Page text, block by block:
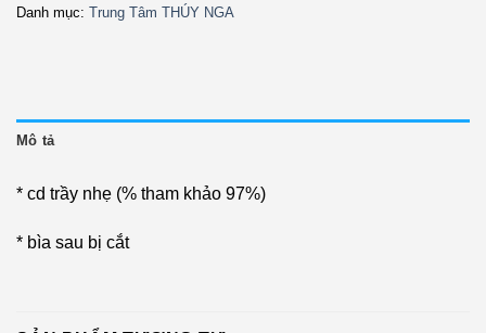
Danh mục: Trung Tâm THÚY NGA
Mô tả
* cd trầy nhẹ (% tham khảo 97%)
* bìa sau bị cắt